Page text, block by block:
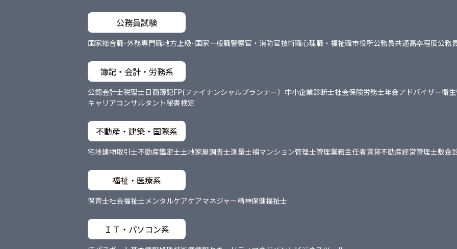
公務員試験
国家総合職･外務専門職地方上級･国家一般職警察官・消防官技術職心理職・福祉職市役所公務員共通高卒程度公務
簿記・会計・労務系
公認会計士税理士日商簿記FP(ファイナンシャルプランナー） 中小企業診断士社会保険労務士年金アドバイザー衛
キャリアコンサルタント秘書検定
不動産・建築・国際系
宅地建物取引士不動産鑑定士土地家屋調査士測量士補マンション管理士管理業務主任者賃貸不動産経営管理士敷金
福祉・医療系
保育士社会福祉士メンタルケアケアマネジャー精神保健福祉士
ＩＴ・パソコン系